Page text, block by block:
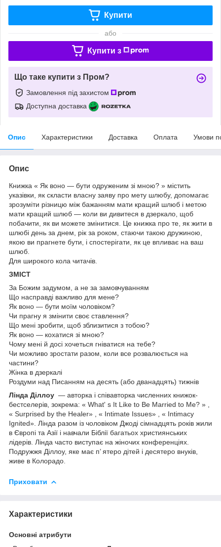
Купити
або
Купити з
Що таке купити з Пром?
Замовлення під захистом
Доступна доставка
Опис Характеристики Доставка Оплата Умови
Опис
Книжка « Як воно — бути одруженим зі мною? » містить
указівки, як скласти власну заяву про мету шлюбу, допомагає
зрозуміти різницю між бажанням мати кращий шлюб і метою
мати кращий шлюб — коли ви дивитеся в дзеркало, щоб
побачити, як ви можете змінитися. Це книжка про те, як жити в
шлюбі день за днем, рік за роком, стаючи такою дружиною,
якою ви прагнете бути, і спостерігати, як це впливає на ваш
шлюб.
Для широкого кола читачів.
ЗМІСТ
За Божим задумом, а не за замовчуванням
Що насправді важливо для мене?
Як воно — бути моїм чоловіком?
Чи прагну я змінити своє ставлення?
Що мені зробити, щоб зблизитися з тобою?
Як воно — кохатися зі мною?
Чому мені й досі хочеться гніватися на тебе?
Чи можливо зростати разом, коли все розвалюється на
частини?
Жінка в дзеркалі
Роздуми над Писанням на десять (або дванадцять) тижнів
Лінда Діллоу — авторка і співавторка численних книжок-
бестселерів, зокрема: « What' s It Like to Be Married to Me? » ,
« Surprised by the Healer» , « Intimate Issues» , « Intimacy
Ignited». Лінда разом із чоловіком Джоді сімнадцять років жили
в Європі та Азії і навчали Біблії багатьох християнських
лідерів. Лінда часто виступає на жіночих конференціях.
Подружжя Діллоу, яке має п’ ятеро дітей і десятеро внуків,
живе в Колорадо.
Приховати
Характеристики
Основні атрибути